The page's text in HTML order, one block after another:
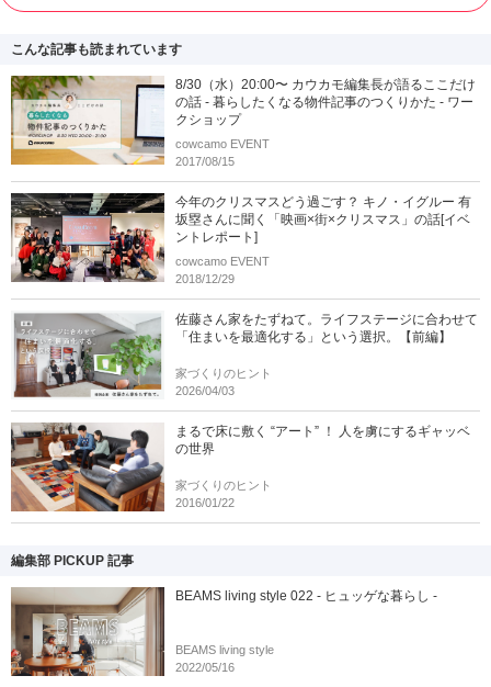
こんな記事も読まれています
8/30（水）20:00〜 カウカモ編集長が語るここだけ
の話 - 暮らしたくなる物件記事のつくりかた - ワー
クショップ
cowcamo EVENT
2017/08/15
今年のクリスマスどう過ごす？ キノ・イグルー 有
坂塁さんに聞く「映画×街×クリスマス」の話[イベ
ントレポート]
cowcamo EVENT
2018/12/29
佐藤さん家をたずねて。ライフステージに合わせて
「住まいを最適化する」という選択。【前編】
家づくりのヒント
2026/04/03
まるで床に敷く “アート” ！ 人を虜にするギャッベ
の世界
家づくりのヒント
2016/01/22
編集部 PICKUP 記事
BEAMS living style 022 - ヒュッゲな暮らし -
BEAMS living style
2022/05/16